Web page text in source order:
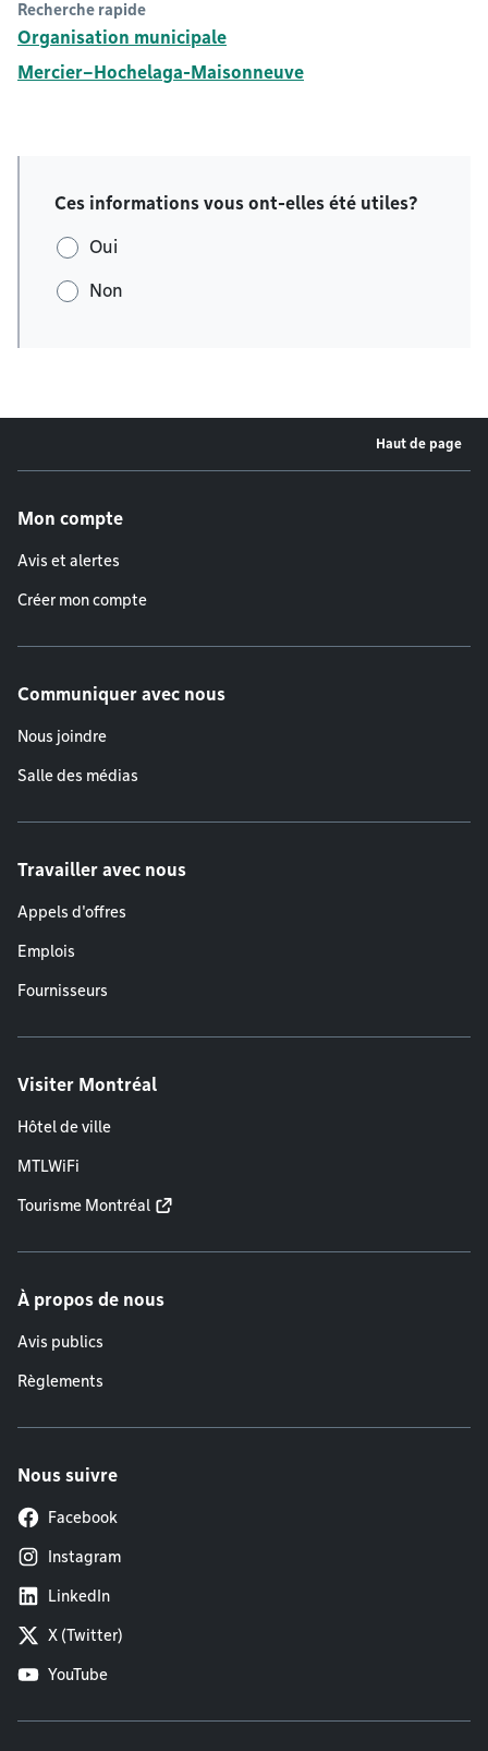
Recherche rapide
Organisation municipale
Mercier–Hochelaga-Maisonneuve
Ces informations vous ont-elles été utiles?
Oui
Non
Haut de page
Mon compte
Avis et alertes
Créer mon compte
Communiquer avec nous
Nous joindre
Salle des médias
Travailler avec nous
Appels d'offres
Emplois
Fournisseurs
Visiter Montréal
Hôtel de ville
MTLWiFi
Tourisme Montréal
À propos de nous
Avis publics
Règlements
Nous suivre
Facebook
Instagram
LinkedIn
X (Twitter)
YouTube